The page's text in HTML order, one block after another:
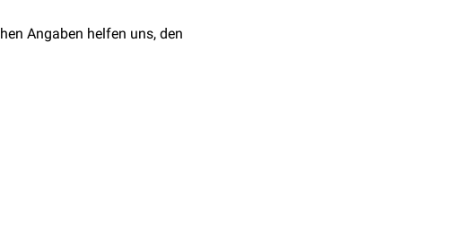
Angaben helfen uns, den